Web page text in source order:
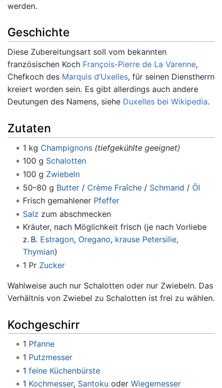
werden.
Geschichte
Diese Zubereitungsart soll vom bekannten
französischen Koch François-Pierre de La Varenne,
Chefkoch des Marquis d’Uxelles, für seinen Dienstherrn
kreiert worden sein. Es gibt allerdings auch andere
Deutungen des Namens, siehe Duxelles bei Wikipedia.
Zutaten
1 kg Champignons (tiefgekühlte geeignet)
100 g Schalotten
100 g Zwiebeln
50–80 g Butter/ Crème Fraîche/ Schmand / Öl
Frisch gemahlener Pfeffer
Salz zum abschmecken
Kräuter, nach Möglichkeit frisch (je nach Vorliebe
z. B. Estragon, Oregano, krause Petersilie,
Thymian)
1 Pr Zucker
Wahlweise auch nur Schalotten oder nur Zwiebeln. Das
Verhältnis von Zwiebel zu Schalotten ist frei zu wählen.
Kochgeschirr
1 Pfanne
1 Putzmesser
1 feine Küchenbürste
1 Kochmesser, Santoku oder Wiegemesser